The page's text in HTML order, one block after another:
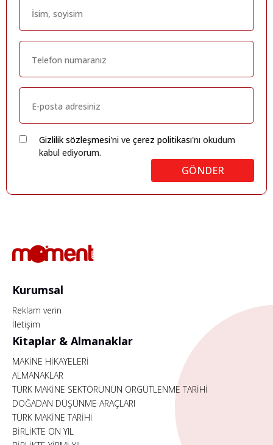
Gizlilik sözleşmesi'ni ve çerez politikası'nı okudum
kabul ediyorum.
GÖNDER
Kurumsal
Reklam verin
İletişim
Kitaplar & Almanaklar
MAKİNE HİKAYELERİ
ALMANAKLAR
TÜRK MAKİNE SEKTÖRÜNÜN ÖRGÜTLENME TARİHİ
DOĞADAN DÜŞÜNME ARAÇLARI
TÜRK MAKİNE TARİHİ
BİRLİKTE ON YIL